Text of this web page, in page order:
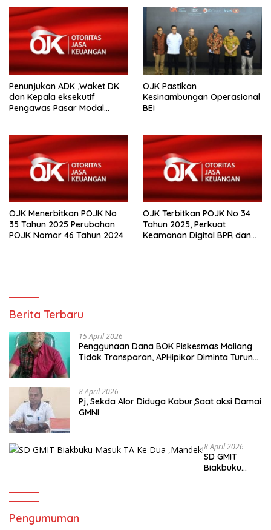
Penunjukan ADK ,Waket DK
dan Kepala eksekutif
Pengawas Pasar Modal
OJK Pastikan
Kesinambungan Operasional
BEI
OJK Menerbitkan POJK No
35 Tahun 2025 Perubahan
POJK Nomor 46 Tahun 2024
OJK Terbitkan POJK No 34
Tahun 2025, Perkuat
Keamanan Digital BPR dan
Berita Terbaru
15 April 2026
Penggunaan Dana BOK Piskesmas Maliang
Tidak Transparan, APHipikor Diminta Turun
8 April 2026
Pj, Sekda Alor Diduga Kabur,Saat aksi Damai
GMNI
8 April 2026
SD GMIT
Biakbuku
Pengumuman